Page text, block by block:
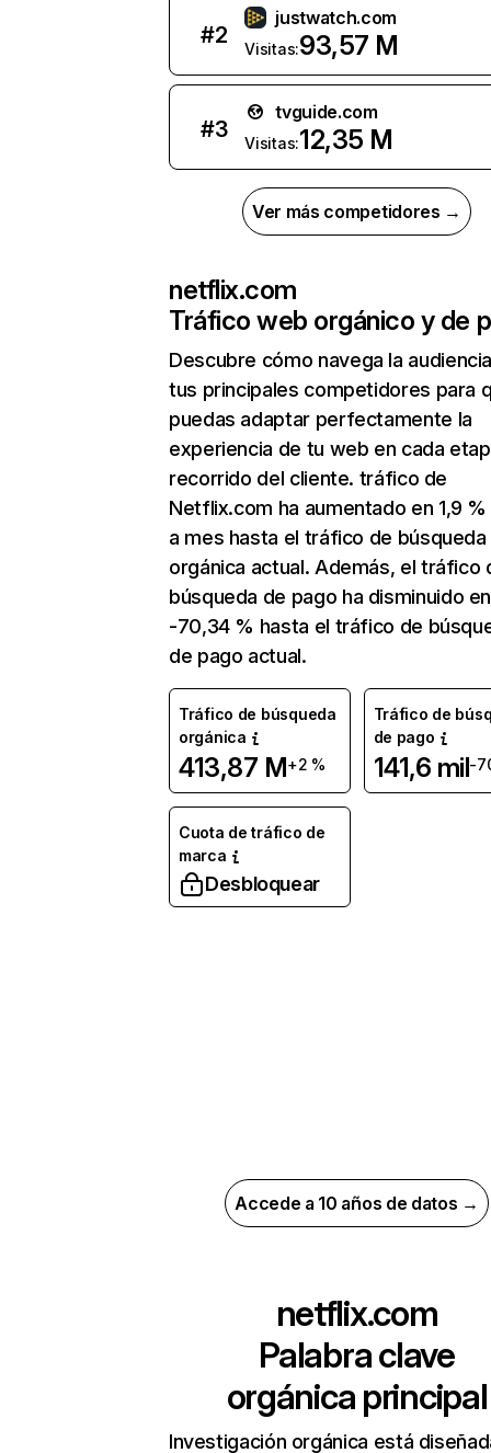
#2
justwatch.com
Visitas:93,57 M
#3
tvguide.com
Visitas:12,35 M
Ver más competidores →
netflix.com
Tráfico web orgánico y de
Descubre cómo navega la
tus principales competidores para
puedas adaptar perfectamente la
experiencia de tu web en cada
recorrido del cliente. tráfico de
Netflix.com ha aumentado en 1,9
a mes hasta el tráfico de búsqueda
orgánica actual. Además, el tráfico
búsqueda de pago ha disminuido en
-70,34 % hasta el tráfico de
de pago actual.
Tráfico de búsqueda
orgánica
413,87 M+2 %
Tráfico de
de pago
141,6 mil-
Cuota de tráfico de
marca
Desbloquear
Accede a 10 años de datos →
netflix.com
Palabra clave
orgánica principal
Investigación orgánica está